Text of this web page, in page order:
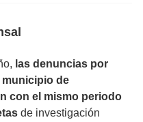
las denuncias por
de
con el mismo periodo
de investigación